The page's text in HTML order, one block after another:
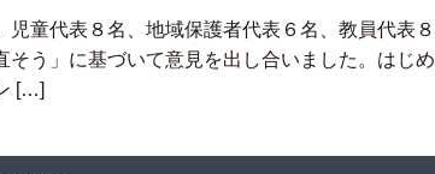
童代表８名、地域保護者代表６名、教員代表８
う」に基づいて意見を出し合いました。はじめ
[…]